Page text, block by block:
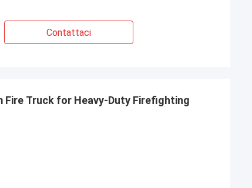
Contattaci
Fire Truck for Heavy-Duty Firefighting